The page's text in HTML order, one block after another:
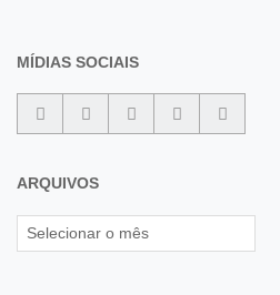
MÍDIAS SOCIAIS
ARQUIVOS